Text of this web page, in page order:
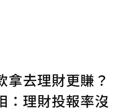
拿去理財更賺？
：理財投報率沒